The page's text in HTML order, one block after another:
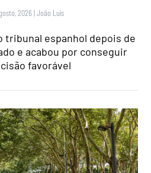
2026 |João Luís
tribunal espanhol depois de
e acabou por conseguir
favorável